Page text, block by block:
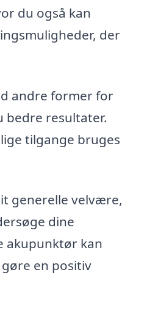
du også kan
der
andre former for
bedre resultater.
tilgange bruges
generelle velvære,
dine
akupunktør kan
en positiv